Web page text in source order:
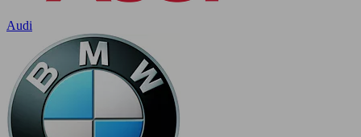
Audi